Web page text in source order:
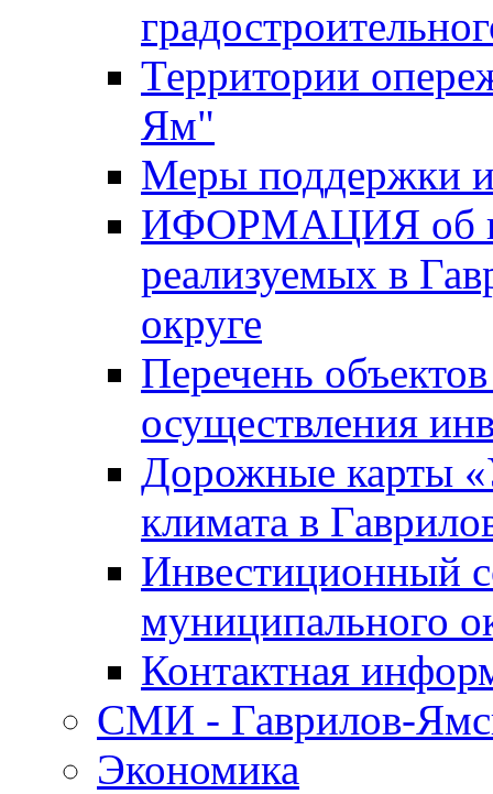
Территории
Ям"
Меры поддержки
ИФОРМАЦИЯ об
реализуемых в
округе
Перечень
осуществления
Дорожные карты
климата в
Инвестиционный
муниципального
Контактная
СМИ - Гаврилов-
Экономика